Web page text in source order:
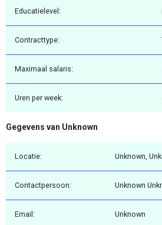
Educatielevel:
Contracttype:
Maximaal salaris:
Uren per week:
Gegevens van Unknown
Locatie: Unknown,
Contactpersoon: Unknown
Email: Unknown